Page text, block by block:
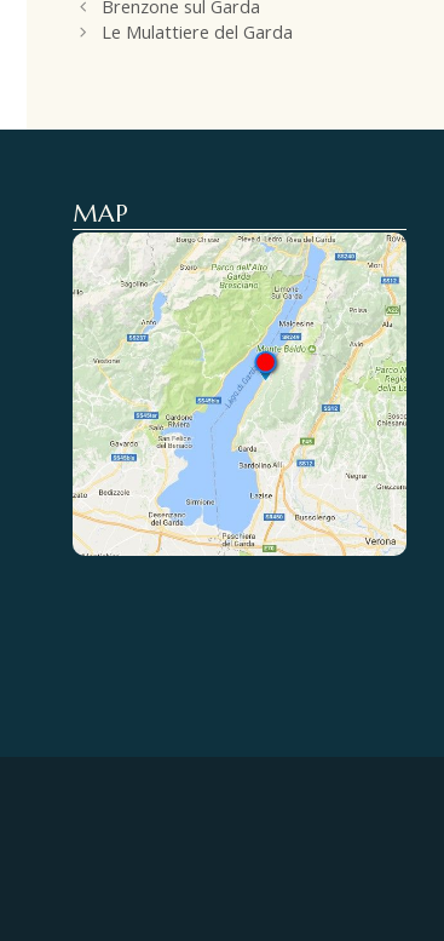
Brenzone sul Garda
Le Mulattiere del Garda
MAP